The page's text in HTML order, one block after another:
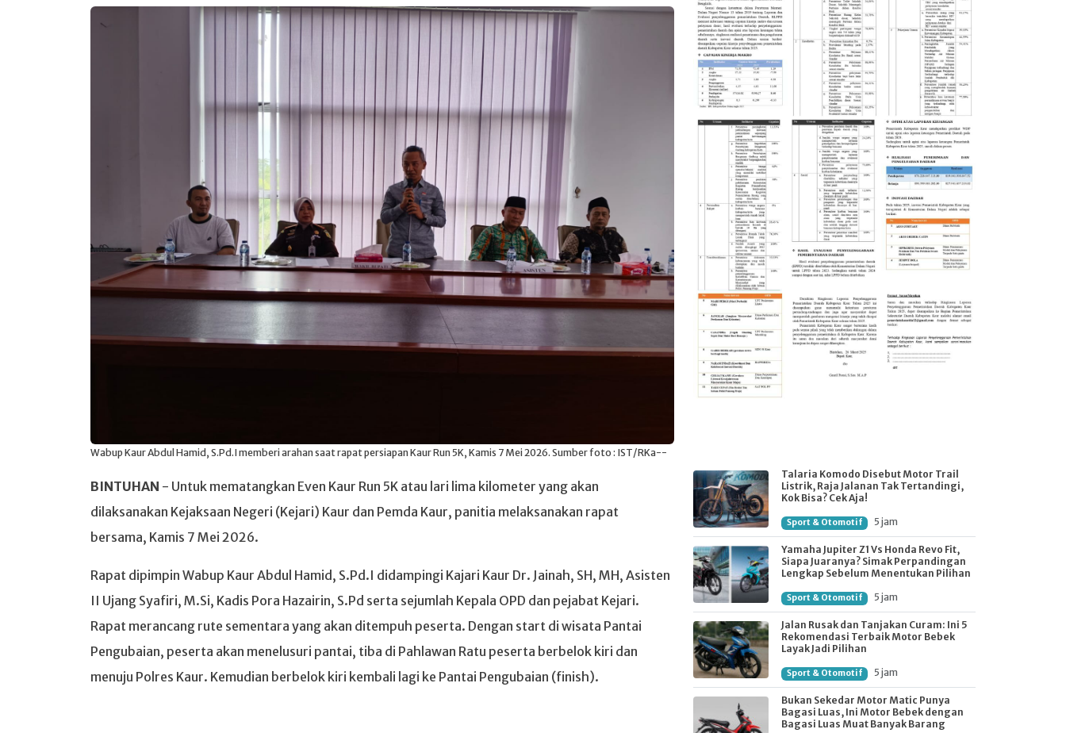
Wabup Kaur Abdul Hamid, S.Pd.I memberi arahan saat rapat persiapan Kaur Run 5K, Kamis 7 Mei 2026. Sumber foto : IST/RKa--
BINTUHAN - Untuk mematangkan Even Kaur Run 5K atau lari lima kilometer yang akan
dilaksanakan Kejaksaan Negeri (Kejari) Kaur dan Pemda Kaur, panitia melaksanakan rapat
bersama, Kamis 7 Mei 2026.
Rapat dipimpin Wabup Kaur Abdul Hamid, S.Pd.I didampingi Kajari Kaur Dr. Jainah, SH, MH, Asisten
II Ujang Syafiri, M.Si, Kadis Pora Hazairin, S.Pd serta sejumlah Kepala OPD dan pejabat Kejari.
Rapat merancang rute sementara yang akan ditempuh peserta. Dengan start di wisata Pantai
Pengubaian, peserta akan menelusuri pantai, tiba di Pahlawan Ratu peserta berbelok kiri dan
menuju Polres Kaur. Kemudian berbelok kiri kembali lagi ke Pantai Pengubaian (finish).
Talaria Komodo Disebut Motor Trail
Listrik, Raja Jalanan Tak Tertandingi,
Kok Bisa? Cek Aja!
Sport & Otomotif 5 jam
Yamaha Jupiter Z1 Vs Honda Revo Fit,
Siapa Juaranya? Simak Perpandingan
Lengkap Sebelum Menentukan Pilihan
Sport & Otomotif 5 jam
Jalan Rusak dan Tanjakan Curam: Ini 5
Rekomendasi Terbaik Motor Bebek
Layak Jadi Pilihan
Sport & Otomotif 5 jam
Bukan Sekedar Motor Matic Punya
Bagasi Luas, Ini Motor Bebek dengan
Bagasi Luas Muat Banyak Barang